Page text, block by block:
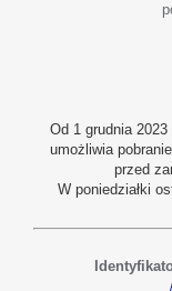
Od 1 grudnia
umożliwia
przed
W poniedziałki